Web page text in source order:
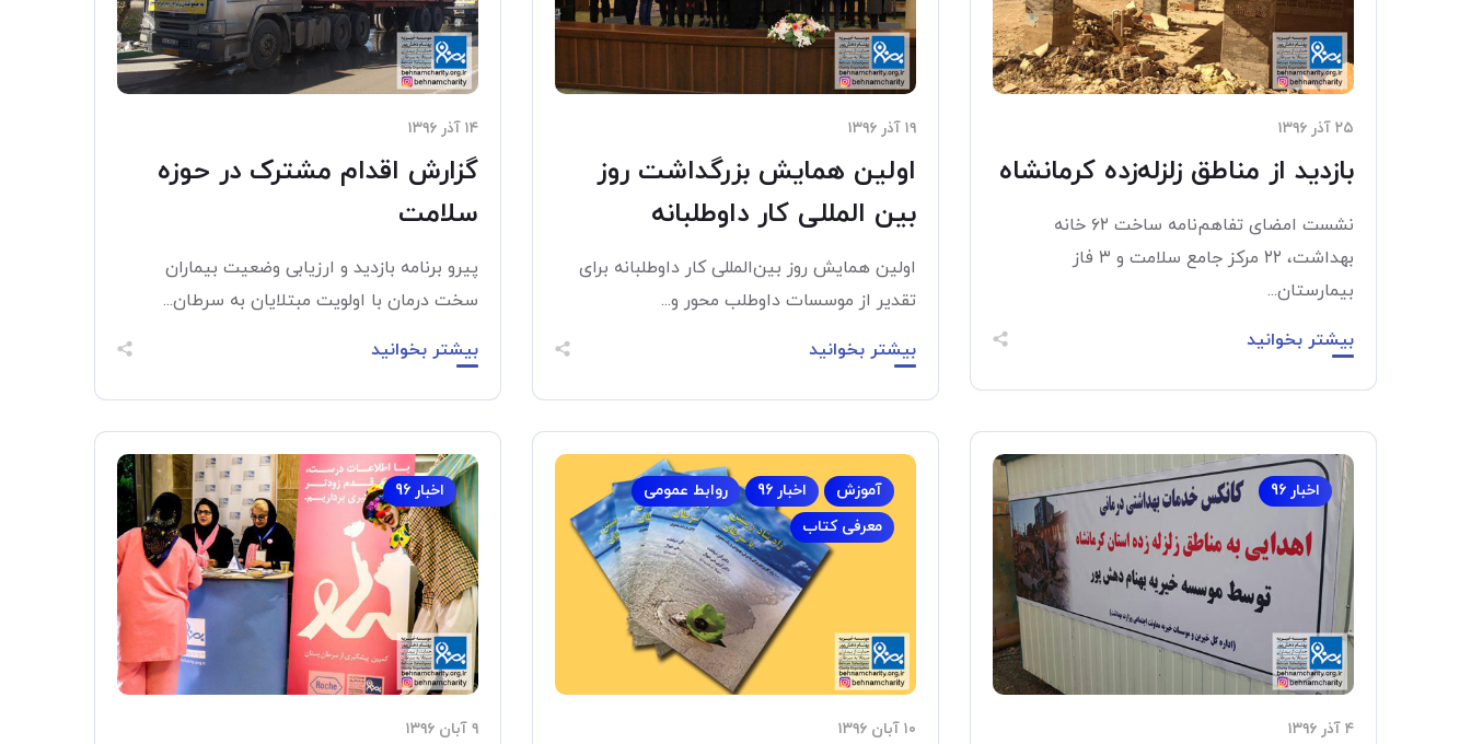
۲۵ آذر ۱۳۹۶
بازدید از مناطق زلزله‌زده کرمانشاه
نشست امضای تفاهم‌نامه ساخت ۶۲ خانه
بهداشت، ۲۲ مرکز جامع سلامت و ۳ فاز
بیمارستان...
بیشتر بخوانید
۱۹ آذر ۱۳۹۶
اولین همایش بزرگداشت روز
بین المللی کار داوطلبانه
اولین همایش روز بین‌المللی کار داوطلبانه برای
تقدیر از موسسات داوطلب محور و...
بیشتر بخوانید
۱۴ آذر ۱۳۹۶
گزارش اقدام مشترک در حوزه
سلامت
پیرو برنامه بازدید و ارزیابی وضعیت بیماران
سخت درمان با اولویت مبتلایان به سرطان...
بیشتر بخوانید
اخبار 96
۴ آذر ۱۳۹۶
آموزش اخبار 96
روابط عمومی
معرفی کتاب
۱۰ آبان ۱۳۹۶
اخبار 96
۹ آبان ۱۳۹۶